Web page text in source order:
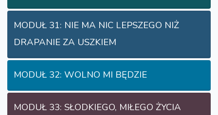
MODUŁ 31: NIE MA NIC LEPSZEGO NIŻ
DRAPANIE ZA USZKIEM
MODUŁ 32: WOLNO MI BĘDZIE
MODUŁ 33: SŁODKIEGO, MIŁEGO ŻYCIA